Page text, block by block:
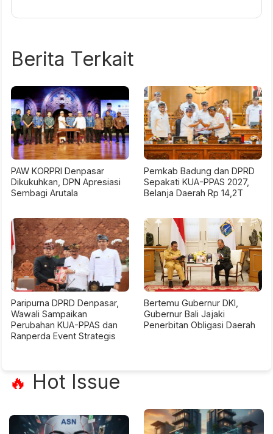
Berita Terkait
PAW KORPRI Denpasar
Dikukuhkan, DPN Apresiasi
Sembagi Arutala
Pemkab Badung dan DPRD
Sepakati KUA-PPAS 2027,
Belanja Daerah Rp 14,2T
Paripurna DPRD Denpasar,
Wawali Sampaikan
Perubahan KUA-PPAS dan
Ranperda Event Strategis
Bertemu Gubernur DKI,
Gubernur Bali Jajaki
Penerbitan Obligasi Daerah
🔥 Hot Issue